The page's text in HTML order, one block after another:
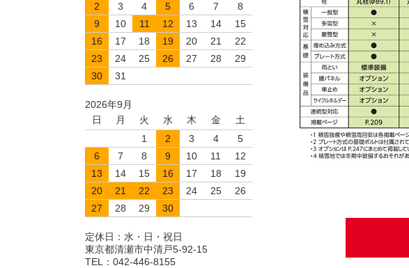
2
3 4 5 6 7
8
9
10 11 12 13 14
15
16
17 18 19 20 21
22
23
24 25 26 27 28
29
30
31
2026年9月
日
月 火 水 木 金
土
1
2 3 4
5
6
7 8 9 10 11
12
13
14 15 16 17 18
19
20
21 22 23 24 25
26
27
28 29 30
定休日：水・日・祝日
東京都清瀬市中清戸5-92-15
TEL：042-446-8155